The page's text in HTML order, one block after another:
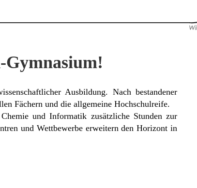
Ausbildung. Nach bestandener
Fächern und die allgemeine Hochschulreife.
und Informatik zusätzliche Stunden zur
und Wettbewerbe erweitern den Horizont in